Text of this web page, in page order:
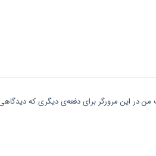
من در این مرورگر برای دفعه‌ی دیگری که